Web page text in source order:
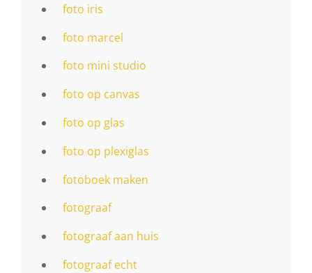
foto iris
foto marcel
foto mini studio
foto op canvas
foto op glas
foto op plexiglas
fotoboek maken
fotograaf
fotograaf aan huis
fotograaf echt